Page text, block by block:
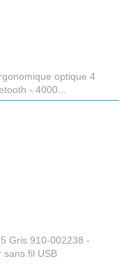
optique 4
- 4000...
Gris 910-002238 -
sans fil USB